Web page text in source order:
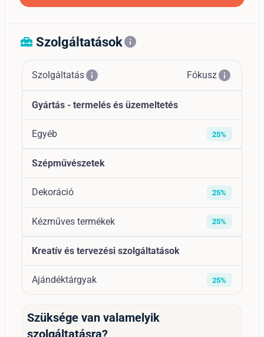
home_repair_service Szolgáltatásokinfo
Szolgáltatásinfo Fókuszinfo
Gyártás - termelés és üzemeltetés
Egyéb 25%
Szépművészetek
Dekoráció 25%
Kézműves termékek 25%
Kreatív és tervezési szolgáltatások
Ajándéktárgyak 25%
Szüksége van valamelyik